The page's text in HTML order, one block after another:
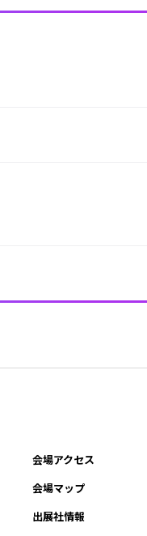
会場アクセス
会場マップ
出展社情報